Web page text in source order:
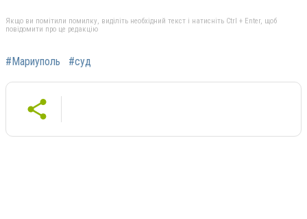
Якщо ви помітили помилку, виділіть необхідний текст і натисніть Ctrl + Enter, щоб
повідомити про це редакцію
#Мариуполь #суд